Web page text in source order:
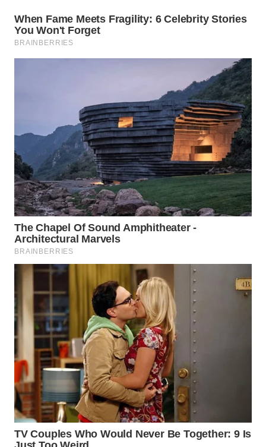
WN
KEPULAUAN
SERIBU
WN
CIREBON
WN
INDRAMAYU
WN
WN
MAJALENGKA
WN
SUBANG
WN
SUKABUMI
WN
PURWAKARTA